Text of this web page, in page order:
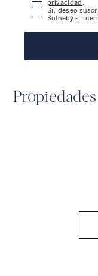
privacidad .
Sí, deseo
Sotheby’s